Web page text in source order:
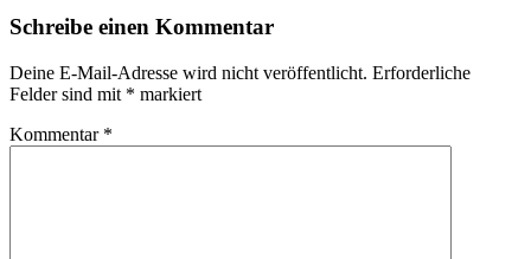
Schreibe einen Kommentar
Deine E-Mail-Adresse wird nicht veröffentlicht. Erforderliche
Felder sind mit * markiert
Kommentar *